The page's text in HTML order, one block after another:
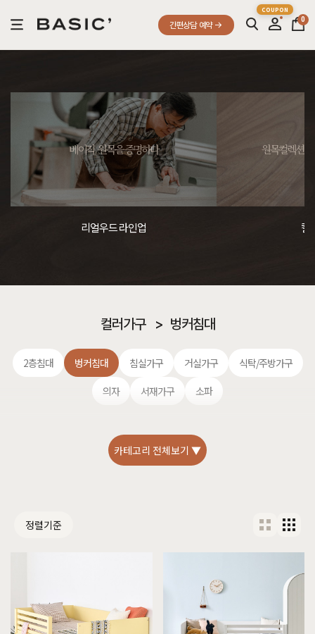
간편상담 예약
0
베이직, 원목을 증명하다
리얼우드 라인업
원목컬렉션,
컬
컬러가구 > 벙커침대
2층침대 벙커침대 침실가구 거실가구
식탁/주방가구
의자
서재가구 소파
카테고리 전체보기 ▼
정렬기준